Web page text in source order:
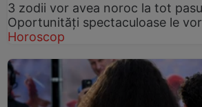
3 zodii vor avea noroc la tot
Oportunități spectaculoase le
Horoscop